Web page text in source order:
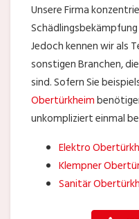
Unsere Firma
Jedoch kennen wir als
sonstigen Branchen,
sind. Sofern Sie
Obertürkheim
unkompliziert einmal
Elektro
Klempner
Sanitär